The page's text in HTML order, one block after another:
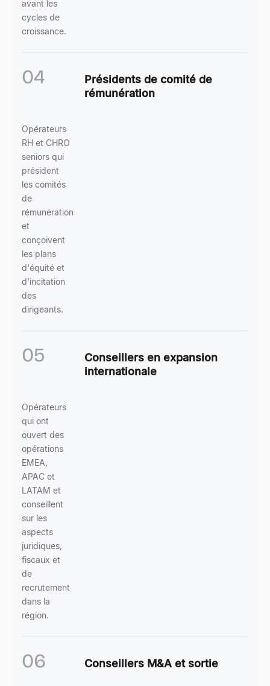
avant les
cycles de
croissance.
04
Présidents de comité de
rémunération
Opérateurs
RH et CHRO
seniors qui
président
les comités
de
rémunération
et
conçoivent
les plans
d'équité et
d'incitation
des
dirigeants.
05
Conseillers en expansion
internationale
Opérateurs
qui ont
ouvert des
opérations
EMEA,
APAC et
LATAM et
conseillent
sur les
aspects
juridiques,
fiscaux et
de
recrutement
dans la
région.
06 Conseillers M&A et sortie